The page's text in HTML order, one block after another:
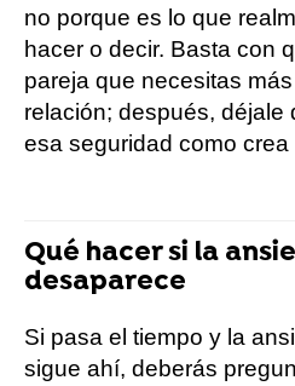
no porque es lo que
hacer o decir. Basta con
pareja que necesitas
relación; después, déjale
esa seguridad como
Qué hacer si la
desaparece
Si pasa el tiempo y la
sigue ahí, deberás